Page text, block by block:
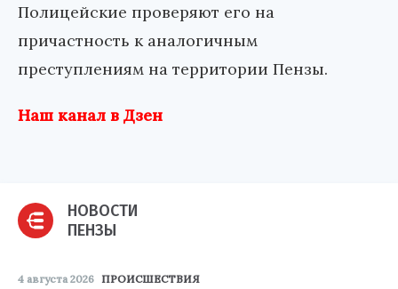
Полицейские проверяют его на
причастность к аналогичным
преступлениям на территории Пензы.
Наш канал в Дзен
НОВОСТИ
ПЕНЗЫ
4 августа 2026 ПРОИСШЕСТВИЯ